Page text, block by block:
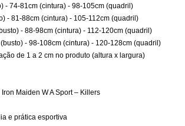
- 74-81cm (cintura) - 98-105cm (quadril)
- 81-88cm (cintura) - 105-112cm (quadril)
- 88-98cm (cintura) - 112-120cm (quadril)
- 98-108cm (cintura) - 120-128cm (quadril)
de 1 a 2 cm no produto (altura x largura)
Maiden W A Sport – Killers
e prática esportiva